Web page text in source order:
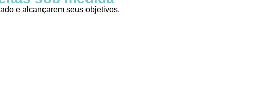
e alcançarem seus objetivos.